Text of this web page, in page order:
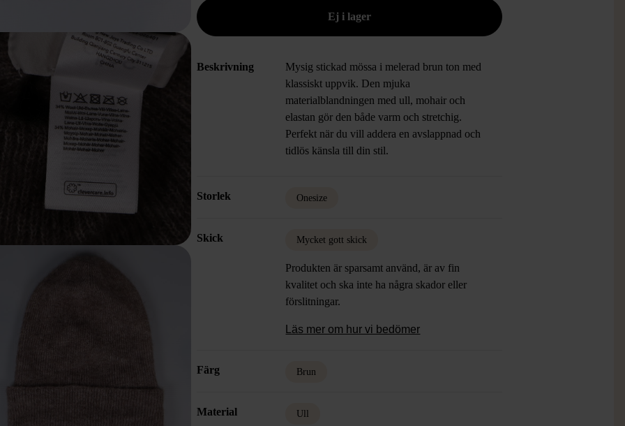
Beskrivning
Mysig stickad mössa i melerad brun ton med
klassiskt uppvik. Den mjuka
materialblandningen med ull, mohair och
elastan gör den både varm och stretchig.
Perfekt när du vill addera en avslappnad och
tidlös känsla till din stil.
Storlek Onesize
Skick Mycket gott skick
Produkten är sparsamt använd, är av fin
kvalitet och ska inte ha några skador eller
förslitningar.
Läs mer om hur vi bedömer
Färg Brun
Material Ull